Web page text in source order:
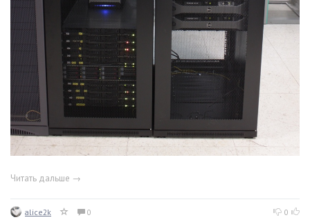
Читать дальше →
alice2k 0 0